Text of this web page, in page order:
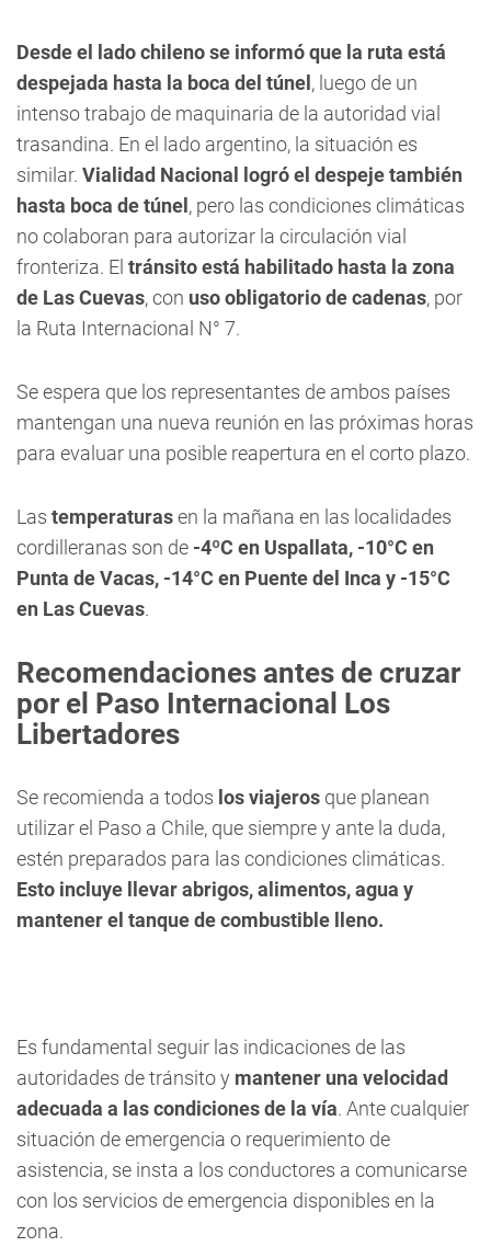
Desde el lado chileno se informó que la ruta está
despejada hasta la boca del túnel , luego de un
intenso trabajo de maquinaria de la autoridad vial
trasandina. En el lado argentino, la situación es
similar. Vialidad Nacional logró el despeje también
hasta boca de túnel , pero las condiciones climáticas
no colaboran para autorizar la circulación vial
fronteriza. El tránsito está habilitado hasta la zona
de Las Cuevas, con uso obligatorio de cadenas, por
la Ruta Internacional N° 7.
Se espera que los representantes de ambos países
mantengan una nueva reunión en las próximas horas
para evaluar una posible reapertura en el corto plazo.
Las temperaturasen la mañana en las localidades
cordilleranas son de -4ºC en Uspallata, -10°C en
Punta de Vacas, -14°C en Puente del Inca y -15°C
en Las Cuevas.
Recomendaciones antes de cruzar
por el Paso Internacional Los
Libertadores
Se recomienda a todos los viajeros que planean
utilizar el Paso a Chile, que siempre y ante la duda,
estén preparados para las condiciones climáticas.
Esto incluye llevar abrigos, alimentos, agua y
mantener el tanque de combustible lleno.
Es fundamental seguir las indicaciones de las
autoridades de tránsito y mantener una velocidad
adecuada a las condiciones de la vía. Ante cualquier
situación de emergencia o requerimiento de
asistencia, se insta a los conductores a comunicarse
con los servicios de emergencia disponibles en la
zona.